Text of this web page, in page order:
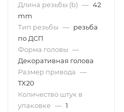
Длина резьбы (b) — 42
mm
Тип резьбы — резьба
по ДСП
Форма головы —
Декоративная голова
Размер привода —
TX20
Количество штук в
упаковке — 1